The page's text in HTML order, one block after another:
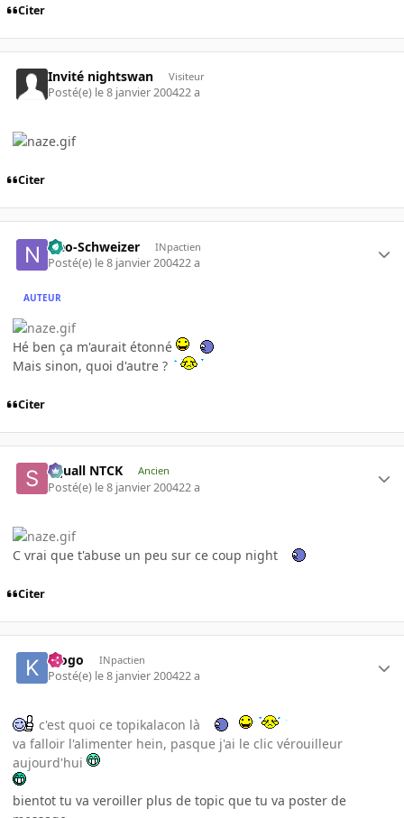
Citer
Invité nightswan Visiteur
Posté(e) le 8 janvier 200422 a
Citer
Neo-Schweizer INpactien
Posté(e) le 8 janvier 200422 a
AUTEUR
Hé ben ça m'aurait étonné
Mais sinon, quoi d'autre ?
Citer
Squall NTCK Ancien
Posté(e) le 8 janvier 200422 a
C vrai que t'abuse un peu sur ce coup night
Citer
klogo INpactien
Posté(e) le 8 janvier 200422 a
c'est quoi ce topikalacon là
va falloir l'alimenter hein, pasque j'ai le clic vérouilleur
aujourd'hui
bientot tu va veroiller plus de topic que tu va poster de